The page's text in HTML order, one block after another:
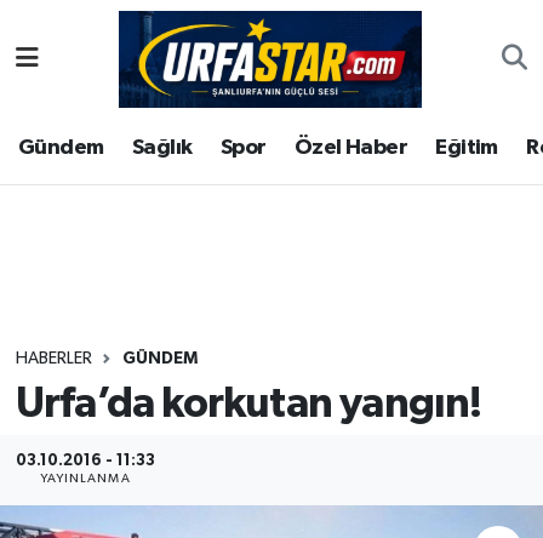
Gündem Sağlık Spor Özel Haber Eğitim
HABERLER GÜNDEM
Urfa’da korkutan yangın!
03.10.2016 - 11:33
YAYINLANMA
ASAYİS
ÇEVRE
Gündem
Kültür
Magazin
Şanlıurfa Nöbetçi Eczaneler
Şanlıurfa Hava Durumu
Tüm Manşetler
Son Dakika Haberleri
Haber Arşivi